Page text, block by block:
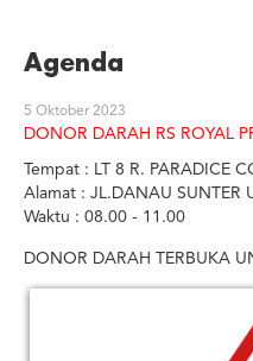
Agenda
5 Oktober 2023
DONOR DARAH RS ROYAL
Tempat : LT 8 R. PARADICE
Alamat : JL.DANAU SUNTER
Waktu : 08.00 - 11.00
DONOR DARAH TERBUKA